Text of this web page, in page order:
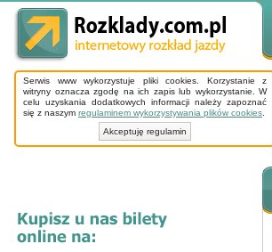
Serwis www wykorzystuje pliki cookies. Korzystanie z
witryny oznacza zgodę na ich zapis lub wykorzystanie. W
celu uzyskania dodatkowych informacji należy zapoznać
się z naszym regulaminem wykorzystywania plików cookies
Akceptuję regulamin